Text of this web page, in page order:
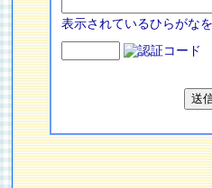
表示されているひらがな